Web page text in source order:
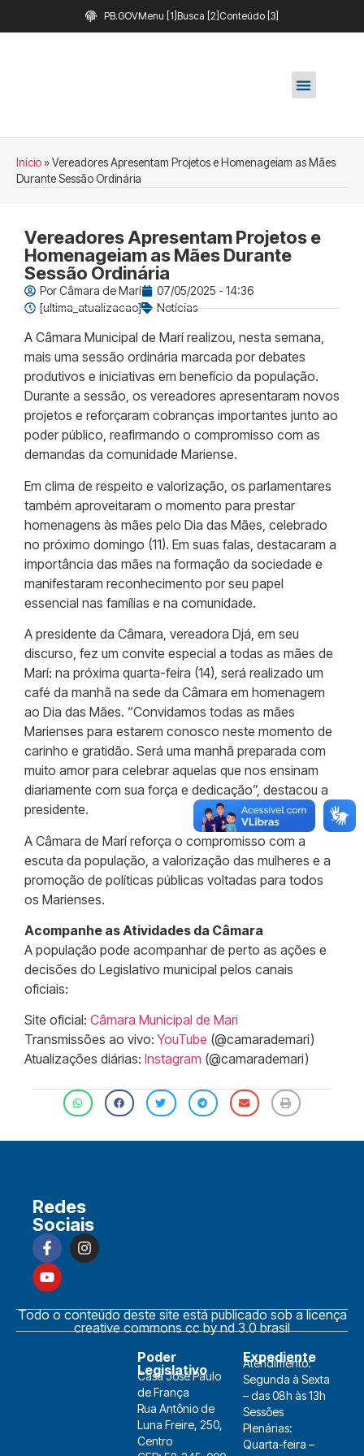
PB.GOVMenu [1] Busca [2] Conteúdo [3]
Início»Vereadores Apresentam Projetos e Homenageiam as Mães
Durante Sessão Ordinária
Vereadores Apresentam Projetos e
Homenageiam as Mães Durante
Sessão Ordinária
PorCâmara de Marí
07/05/2025 - 14:36
[ultima_atualizacao]
Notícias
A Câmara Municipal de Marí realizou, nesta semana,
mais uma sessão ordinária marcada por debates
produtivos e iniciativas em benefício da população.
Durante a sessão, os vereadores apresentaram novos
projetos e reforçaram cobranças importantes junto ao
poder público, reafirmando o compromisso com as
demandas da comunidade Mariense.
Em clima de respeito e valorização, os parlamentares
também aproveitaram o momento para prestar
homenagens às mães pelo Dia das Mães, celebrado
no próximo domingo (11). Em suas falas, destacaram a
importância das mães na formação da sociedade e
manifestaram reconhecimento por seu papel
essencial nas famílias e na comunidade.
A presidente da Câmara, vereadora Djá, em seu
discurso, fez um convite especial a todas as mães de
Marí: na próxima quarta-feira (14), será realizado um
café da manhã na sede da Câmara em homenagem
ao Dia das Mães. “Convidamos todas as mães
Marienses para estarem conosco neste momento de
carinho e gratidão. Será uma manhã preparada com
muito amor para celebrar aquelas que nos ensinam
diariamente com sua força e dedicação”, destacou a
presidente.
A Câmara de Marí reforça o compromisso com a
escuta da população, a valorização das mulheres e a
promoção de políticas públicas voltadas para todos
os Marienses.
Acompanhe as Atividades da Câmara
A população pode acompanhar de perto as ações e
decisões do Legislativo municipal pelos canais
oficiais:
Site oficial: Câmara Municipal de Mari
Transmissões ao vivo:YouTube (@camarademari)
Atualizações diárias: Instagram (@camarademari)
Redes
Sociais
Todo o conteúdo deste site está publicado sob a licença
creative commons cc by nd 3.0 brasil
Poder
Legislativo
Casa José Paulo
de França
Rua Antônio de
Luna Freire, 250,
Centro
Expediente
Atendimento:
Segunda à Sexta
– das 08h às 13h
Sessões
Plenárias:
Quarta-feira –